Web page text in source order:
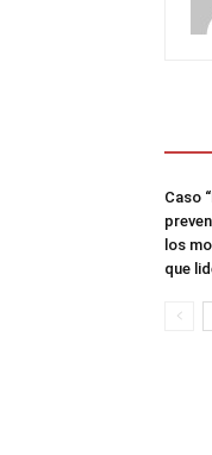
Caso
los
que